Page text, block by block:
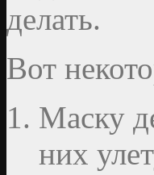
делать.
Вот
Маску
них